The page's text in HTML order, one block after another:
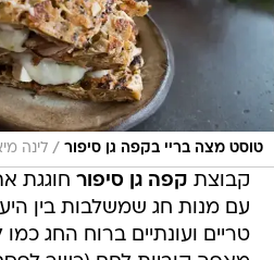
טוסט מצה בריי בקפה גן סיפור / לינה
קבוצת קפה גן סיפור חוגגת
עם מנות חג שמשלבות בין
טריים ועונתיים ברוח החג